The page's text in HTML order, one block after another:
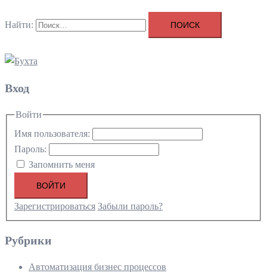
Найти:
Вход
Войти
Имя пользователя:
Пароль:
Запомнить меня
ВОЙТИ
Зарегистрироваться Забыли пароль?
Рубрики
Автоматизация бизнес процессов